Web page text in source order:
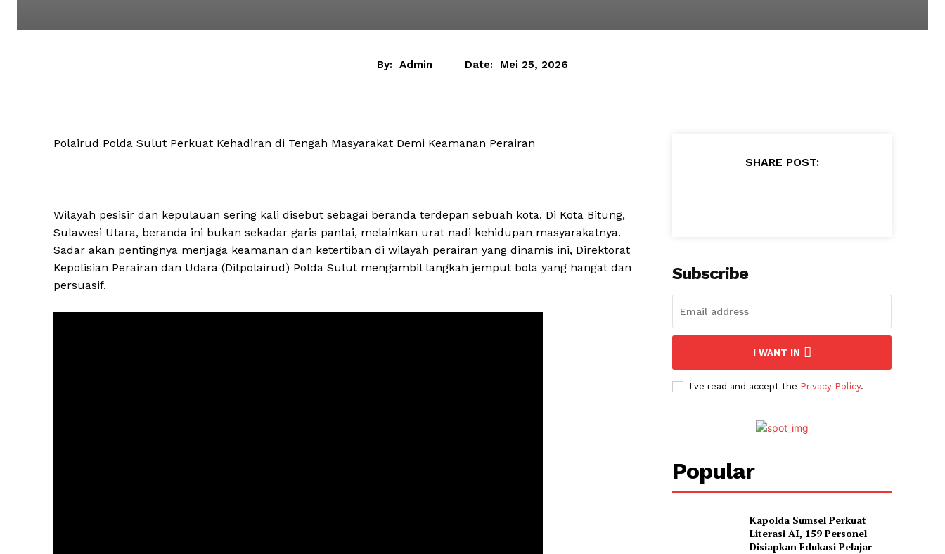
By: Admin Date: Mei 25, 2026
Polairud Polda Sulut Perkuat Kehadiran di Tengah Masyarakat Demi Keamanan Perairan
Wilayah pesisir dan kepulauan sering kali disebut sebagai beranda terdepan sebuah kota. Di Kota Bitung,
Sulawesi Utara, beranda ini bukan sekadar garis pantai, melainkan urat nadi kehidupan masyarakatnya.
Sadar akan pentingnya menjaga keamanan dan ketertiban di wilayah perairan yang dinamis ini, Direktorat
Kepolisian Perairan dan Udara (Ditpolairud) Polda Sulut mengambil langkah jemput bola yang hangat dan
persuasif.
SHARE POST:
Subscribe
I WANT IN
I've read and accept the Privacy Policy.
Popular
Kapolda Sumsel Perkuat
Literasi AI, 159 Personel
Disiapkan Edukasi Pelajar